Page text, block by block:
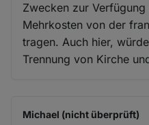
Zwecken zur
Mehrkosten von der
tragen. Auch hier,
Trennung von Kirche
Michael (nicht überprüft)